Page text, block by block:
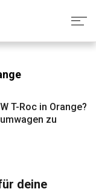
T-Roc in Orange?
zu
deine